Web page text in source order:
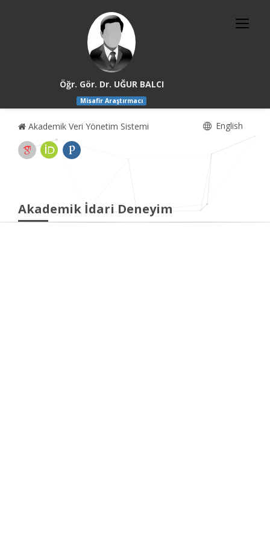
Öğr. Gör. Dr. UĞUR BALCI
Misafir Araştırmacı
Akademik Veri Yönetim Sistemi English
Akademik İdari Deneyim